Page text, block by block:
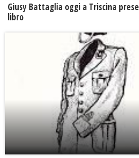
Giusy Battaglia oggi a Triscina
libro